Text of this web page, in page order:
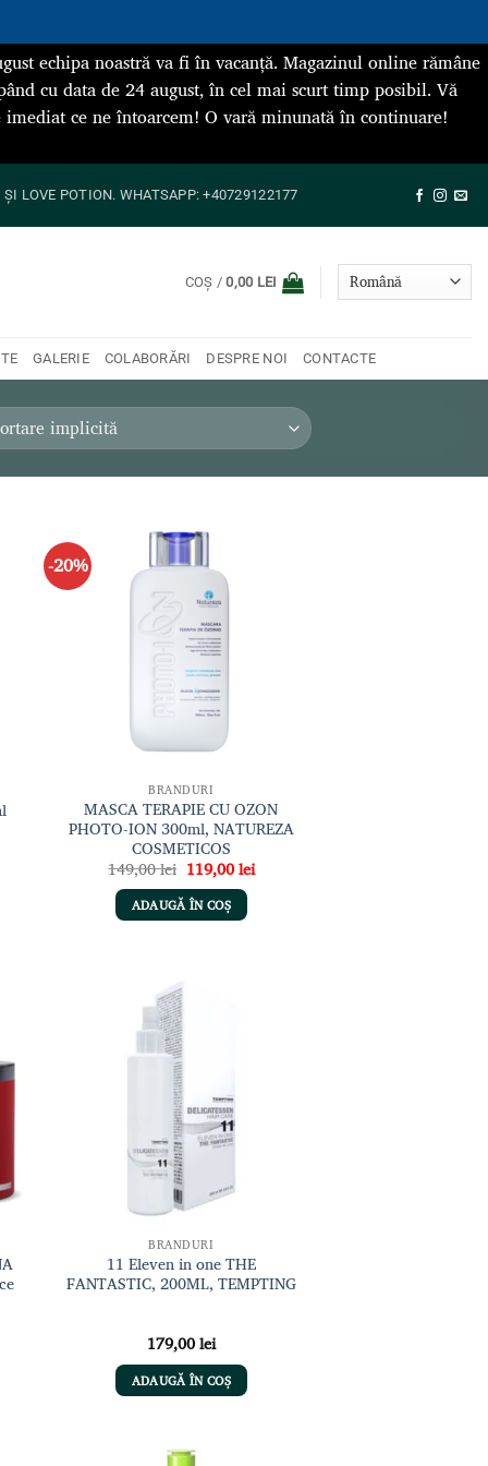
echipa noastră va fi în vacanță. Magazinul online rămâne
cu data de 24 august, în cel mai scurt timp posibil. Vă
ce ne întoarcem! O vară minunată în continuare!
LOVE POTION. WHATSAPP: +40729122177
COȘ /0,00 LEI
GALERIE COLABORĂRI DESPRE NOI CONTACTE
-20%
BRANDURI
MASCA TERAPIE CU OZON
PHOTO-ION 300ml, NATUREZA
COSMETICOS
149,00lei Prețul
inițial
a
fost:
149,00 lei.
119,00leiPrețul
curent
ADAUGĂ ÎN COȘ
BRANDURI
11 Eleven in one THE
FANTASTIC, 200ML, TEMPTING
179,00lei
ADAUGĂ ÎN COȘ